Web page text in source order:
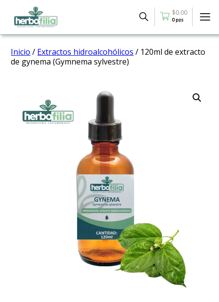
$0.00
0 pzs
Inicio / Extractos hidroalcohólicos / 120ml de extracto
de gynema (Gymnema sylvestre)